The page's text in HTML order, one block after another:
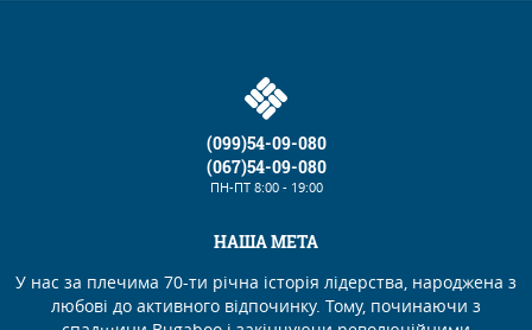
(099)54-09-080
(067)54-09-080
ПН-ПТ8:00 - 19:00
НАША МЕТА
У нас за плечима 70-ти річна історія лідерства, народжена з
любові до активного відпочинку. Тому, починаючи з